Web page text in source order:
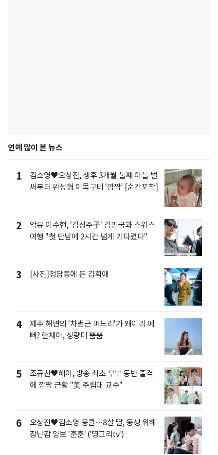
연예 많이 본 뉴스
1
김소영♥오상진, 생후 3개월 둘째 아들 벌
써부터 완성형 이목구비 '깜짝' [순간포착]
2
악뮤 이수현, '김성주子' 김민국과 스위스
여행 "첫 만남에 2시간 넘게 기다렸다"
3 [사진]청담동에 뜬 김희애
4
제주 해변의 '차범근 며느리'가 왜이리 예
뻐? 한채아, 청량미 뿜뿜
5
조규찬♥해이, 방송 최초 부부 동반 출격
에 깜짝 근황 "美 주립대 교수"
6
오상진♥김소영 뭉클…8살 딸, 동생 위해
장난감 양보 '훈훈' ('띵그리tv')